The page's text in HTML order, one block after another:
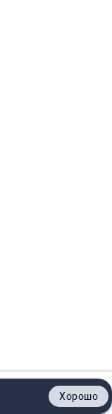
Контакты
Хорошо